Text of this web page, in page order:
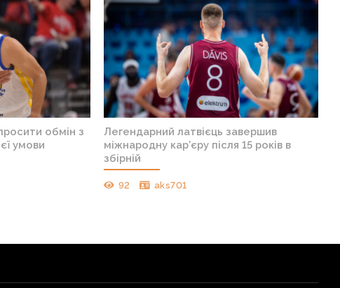
обмін з
умови
Легендарний латвієць завершив
міжнародну кар’єру після 15 років в
збірній
92 aks701